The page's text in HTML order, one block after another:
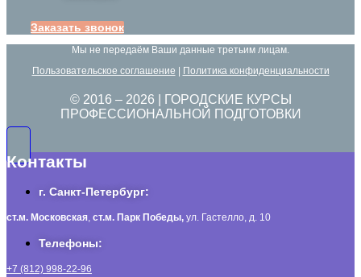
Заказать звонок
Мы не передаём Ваши данные третьим лицам.
Пользовательское соглашение
Политика конфиденциальности
© 2016 – 2026 | ГОРОДСКИЕ КУРСЫ
ПРОФЕССИОНАЛЬНОЙ ПОДГОТОВКИ
Контакты
г. Санкт-Петербург:
ст.м. Московская, ст.м. Парк Победы, ул. Гастелло, д. 10
Телефоны:
+7 (812) 998-22-96